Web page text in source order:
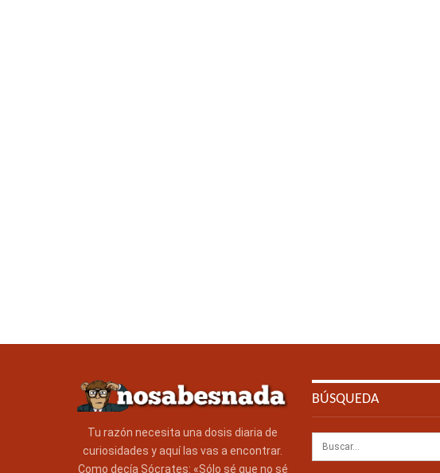
Tu razón necesita una dosis diaria de
curiosidades y aquí las vas a encontrar.
Como decía Sócrates: «Sólo sé que no sé
BÚSQUEDA